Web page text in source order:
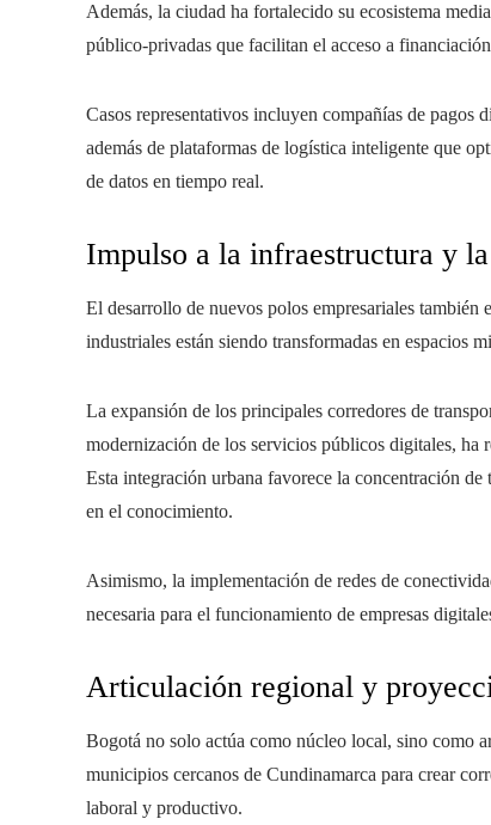
Además, la ciudad ha fortalecido su ecosistema
público-privadas que facilitan el acceso a
Casos representativos incluyen compañías de pagos
además de plataformas de logística inteligente que
de datos en tiempo real.
Impulso a la infraestructura y
El desarrollo de nuevos polos empresariales
industriales están siendo transformadas en espacios
La expansión de los principales corredores de
modernización de los servicios públicos digitales, ha
Esta integración urbana favorece la concentración
en el conocimiento.
Asimismo, la implementación de redes de
necesaria para el funcionamiento de empresas
Articulación regional y
Bogotá no solo actúa como núcleo local, sino como
municipios cercanos de Cundinamarca para crear
laboral y productivo.